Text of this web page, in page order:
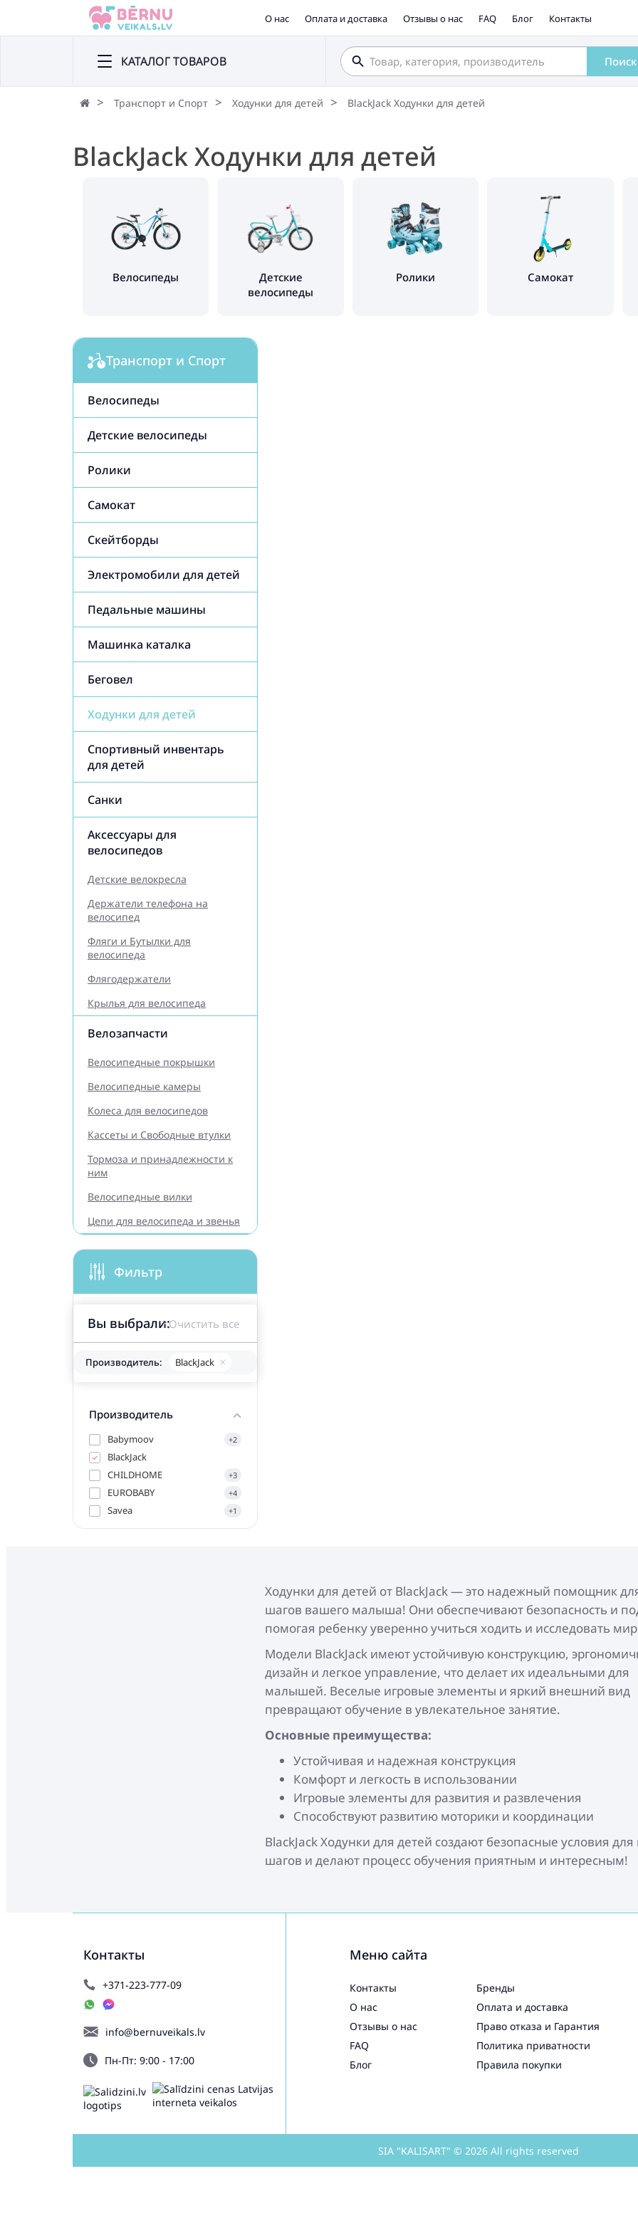
О нас Оплата и доставка Отзывы о нас FAQ Блог Контакты
КАТАЛОГ ТОВАРОВ Поиск
Транспорт и Спорт Ходунки для детей BlackJack Ходунки для детей
BlackJack Ходунки для детей
Велосипеды
Детские
велосипеды
Ролики Самокат
Транспорт и Спорт
Велосипеды
Детские велосипеды
Ролики
Самокат
Cкейтборды
Электромобили для детей
Педальные машины
Машинка каталка
Беговел
Ходунки для детей
Спортивный инвентарь
для детей
Санки
Аксессуары для
велосипедов
Детские велокресла
Держатели телефона на
велосипед
Фляги и Бутылки для
велосипеда
Флягодержатели
Крылья для велосипеда
Велозапчасти
Велосипедные покрышки
Велосипедные камеры
Колеса для велосипедов
Кассеты и Свободные втулки
Тормоза и принадлежности к
ним
Велосипедные вилки
Цепи для велосипеда и звенья
Фильтр
Вы выбрали:
Производитель: BlackJack
Очистить все
Производитель
Babymoov +2
BlackJack
CHILDHOME
+3
EUROBABY +4
Savea +1
Ходунки для детей от BlackJack — это надежный помощник
шагов вашего малыша! Они обеспечивают безопасность и
помогая ребенку уверенно учиться ходить и исследовать
Модели BlackJack имеют устойчивую конструкцию,
дизайн и легкое управление, что делает их идеальными для
малышей. Веселые игровые элементы и яркий внешний вид
превращают обучение в увлекательное занятие.
Основные преимущества:
Устойчивая и надежная конструкция
Комфорт и легкость в использовании
Игровые элементы для развития и развлечения
Способствуют развитию моторики и координации
BlackJack Ходунки для детей создают безопасные условия
шагов и делают процесс обучения приятным и интересным!
Контакты
+371-223-777-09
info@bernuveikals.lv
Пн-Пт: 9:00 - 17:00
Меню сайта
Контакты
О нас
Отзывы о нас
FAQ
Блог
Бренды
Оплата и доставка
Право отказа и Гарантия
Политика приватности
Правила покупки
SIA "KALISART" © 2026 All rights reserved